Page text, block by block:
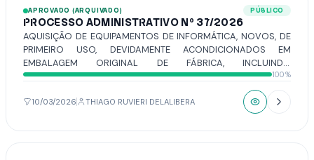
APROVADO (ARQUIVADO) PÚBLICO
PROCESSO ADMINISTRATIVO Nº 37/2026
AQUISIÇÃO DE EQUIPAMENTOS DE INFORMÁTICA, NOVOS, DE
PRIMEIRO USO, DEVIDAMENTE ACONDICIONADOS EM
EMBALAGEM ORIGINAL DE FÁBRICA, INCLUINDO
COMPUTADORES DO TIPO DESKTOP, NOTEBOOKS,
MONITORES, PERIFÉRICOS E DEMAIS ACESSÓRIOS
NECESSÁRIOS AO SEU PLENO FUNCIONAMENTO, DESTINADOS
AO ATENDIMENTO DAS DEMANDAS OPERACIONAIS E
100%
10/03/2026 THIAGO RUVIERI DELALIBERA